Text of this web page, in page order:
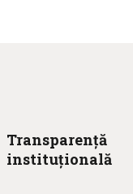
Transparență
instituțională